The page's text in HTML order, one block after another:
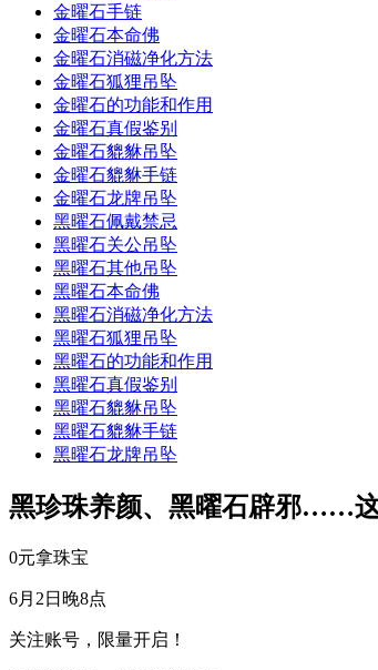
金曜石手链
金曜石本命佛
金曜石消磁净化方法
金曜石狐狸吊坠
金曜石的功能和作用
金曜石真假鉴别
金曜石貔貅吊坠
金曜石貔貅手链
金曜石龙牌吊坠
黑曜石佩戴禁忌
黑曜石关公吊坠
黑曜石其他吊坠
黑曜石本命佛
黑曜石消磁净化方法
黑曜石狐狸吊坠
黑曜石的功能和作用
黑曜石真假鉴别
黑曜石貔貅吊坠
黑曜石貔貅手链
黑曜石龙牌吊坠
黑珍珠养颜、黑曜石辟邪……
0元拿珠宝
6月2日晚8点
关注账号，限量开启！